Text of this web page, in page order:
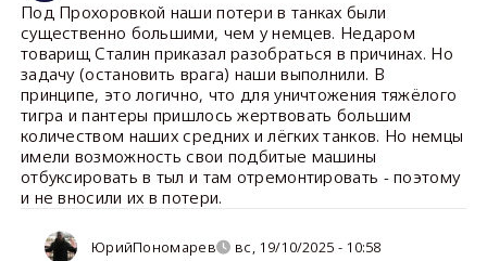
Под Прохоровкой наши потери в танках были
существенно большими, чем у немцев. Недаром
товарищ Сталин приказал разобраться в причинах. Но
задачу (остановить врага) наши выполнили. В
принципе, это логично, что для уничтожения тяжёлого
тигра и пантеры пришлось жертвовать большим
количеством наших средних и лёгких танков. Но немцы
имели возможность свои подбитые машины
отбуксировать в тыл и там отремонтировать - поэтому
и не вносили их в потери.
ЮрийПономарев
вс, 19/10/2025 - 10:58